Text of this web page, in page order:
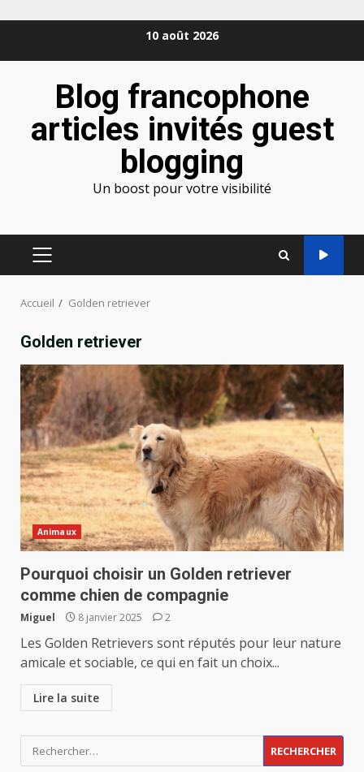
10 août 2026
Blog francophone
articles invités guest
blogging
Un boost pour votre visibilité
MENU
Accueil Golden retriever
Golden retriever
Animaux
Pourquoi choisir un Golden retriever
comme chien de compagnie
Miguel 8 janvier 2025 2
Les Golden Retrievers sont réputés pour leur nature
amicale et sociable, ce qui en fait un choix...
Lire la suite
Rechercher :